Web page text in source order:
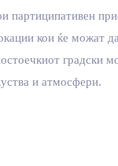
партиципативен
кои ќе можат
градски
и атмосфери.